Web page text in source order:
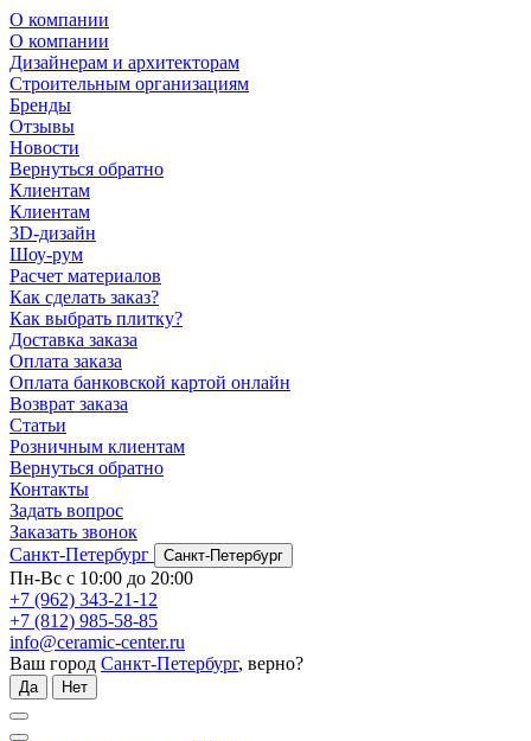
О компании
О компании
Дизайнерам и архитекторам
Строительным организациям
Бренды
Отзывы
Новости
Вернуться обратно
Клиентам
Клиентам
3D-дизайн
Шоу-рум
Расчет материалов
Как сделать заказ?
Как выбрать плитку?
Доставка заказа
Оплата заказа
Оплата банковской картой онлайн
Возврат заказа
Статьи
Розничным клиентам
Вернуться обратно
Контакты
Задать вопрос
Заказать звонок
Санкт-Петербург
Санкт-Петербург
Пн-Вс с 10:00 до 20:00
+7 (962) 343-21-12
+7 (812) 985-58-85
info@ceramic-center.ru
Ваш город Санкт-Петербург, верно?
Да Нет